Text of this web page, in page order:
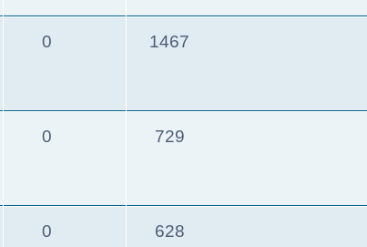
0 1467
0 729
0 628